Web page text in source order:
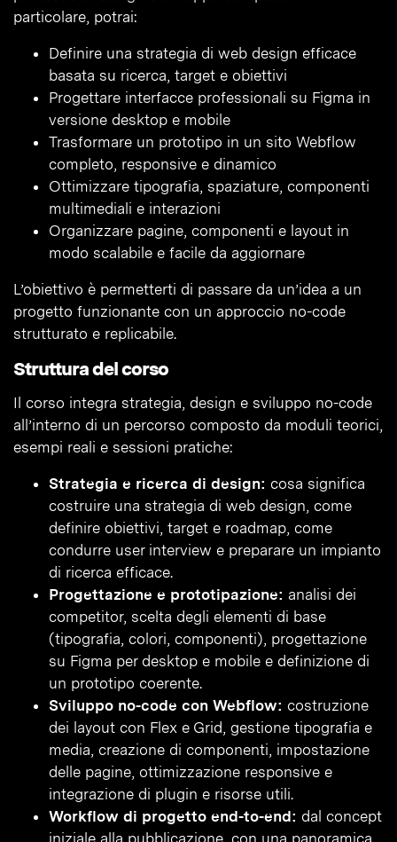
particolare, potrai:
Definire una strategia di web design efficace
basata su ricerca, target e obiettivi
Progettare interfacce professionali su Figma in
versione desktop e mobile
Trasformare un prototipo in un sito Webflow
completo, responsive e dinamico
Ottimizzare tipografia, spaziature, componenti
multimediali e interazioni
Organizzare pagine, componenti e layout in
modo scalabile e facile da aggiornare
L’obiettivo è permetterti di passare da un’idea a un
progetto funzionante con un approccio no-code
strutturato e replicabile.
Struttura del corso
Il corso integra strategia, design e sviluppo no-code
all’interno di un percorso composto da moduli teorici,
esempi reali e sessioni pratiche:
Strategia e ricerca di design: cosa significa
costruire una strategia di web design, come
definire obiettivi, target e roadmap, come
condurre user interview e preparare un impianto
di ricerca efficace.
Progettazione e prototipazione: analisi dei
competitor, scelta degli elementi di base
(tipografia, colori, componenti), progettazione
su Figma per desktop e mobile e definizione di
un prototipo coerente.
Sviluppo no-code con Webflow: costruzione
dei layout con Flex e Grid, gestione tipografia e
media, creazione di componenti, impostazione
delle pagine, ottimizzazione responsive e
integrazione di plugin e risorse utili.
Workflow di progetto end-to-end: dal concept